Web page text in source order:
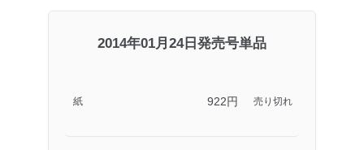
2014年01月24日発売号単品
紙 922円 売り切れ